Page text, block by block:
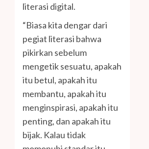
literasi digital.
“Biasa kita dengar dari
pegiat literasi bahwa
pikirkan sebelum
mengetik sesuatu, apakah
itu betul, apakah itu
membantu, apakah itu
menginspirasi, apakah itu
penting, dan apakah itu
bijak. Kalau tidak